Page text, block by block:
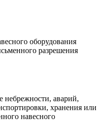
оборудования
разрешения
небрежности, аварий,
хранения или
навесного